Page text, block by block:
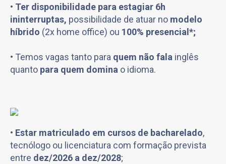
• Ter disponibilidade para estagiar 6h
ininterruptas, possibilidade de atuar no modelo
híbrido (2x home office) ou 100% presencial*;
• Temos vagas tanto para quem não fala inglês
quanto para quem domina o idioma.
• Estar matriculado em cursos de bacharelado,
tecnólogo ou licenciatura com formação prevista
entre dez/2026 a dez/2028;